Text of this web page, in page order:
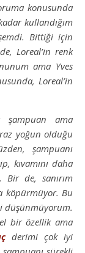
konusunda
kullandığım
Bittiği için
Loreal’in renk
ama Yves
Loreal’in
şampuan ama
yoğun olduğu
şampuanı
kıvamını daha
. Bir de, sanırım
köpürmüyor. Bu
düşünmüyorum.
bir özellik ama
derimi çok iyi